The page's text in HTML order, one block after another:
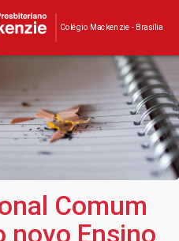
Colégio Mackenzie - Brasília
Comum
novo Ensino